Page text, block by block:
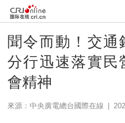
聞令而動！交通
分行迅速落實民
會精神
來源：中央廣電總台國際在線 |